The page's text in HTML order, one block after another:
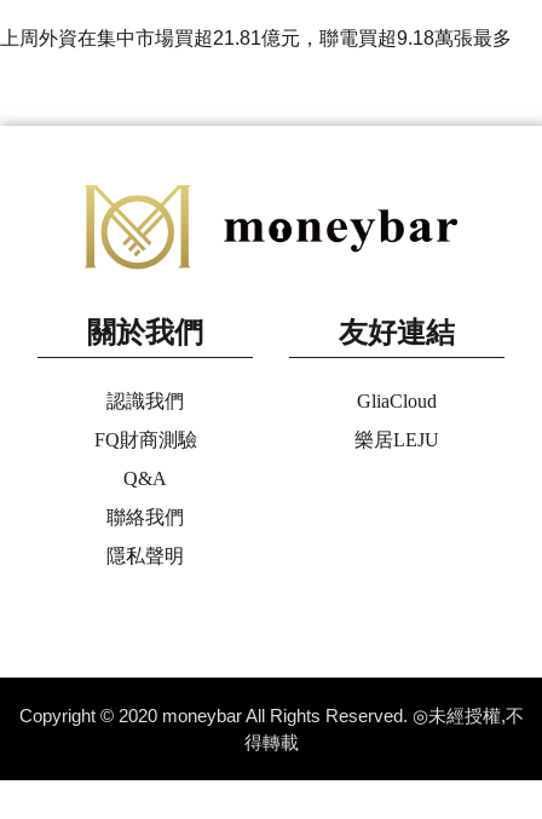
上周外資在集中市場買超21.81億元，聯電買超9.18萬張最多
關於我們
認識我們
FQ財商測驗
Q&A
聯絡我們
隱私聲明
友好連結
GliaCloud
樂居LEJU
Copyright © 2020 moneybar All Rights Reserved. ◎未經授權,不
得轉載